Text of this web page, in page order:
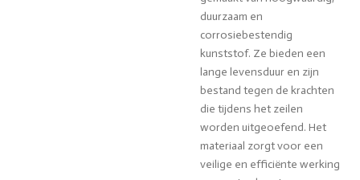
duurzaam en
corrosiebestendig
kunststof. Ze bieden een
lange levensduur en zijn
bestand tegen de krachten
die tijdens het zeilen
worden uitgeoefend. Het
materiaal zorgt voor een
veilige en efficiënte werking